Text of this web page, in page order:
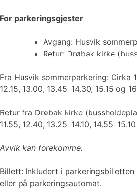
For parkeringsgjester
Avgang: Husvik
Retur: Drøbak kirke
Fra Husvik sommerparkering: Cirka
12.15, 13.00, 13.45, 14.30, 15.15 og
Retur fra Drøbak kirke
11.55, 12.40, 13.25, 14.10, 14.55,
Avvik kan forekomme.
Billett: Inkludert i parkeringsbilletten
eller på parkeringsautomat.